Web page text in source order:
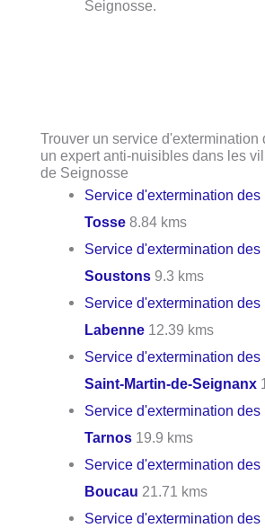
Seignosse.
Trouver un service d'extermination
un expert anti-nuisibles dans les
de Seignosse
Service d'extermination
Tosse 8.84 kms
Service d'extermination
Soustons 9.3 kms
Service d'extermination
Labenne 12.39 kms
Service d'extermination
Saint-Martin-de-Seignanx
Service d'extermination
Tarnos 19.9 kms
Service d'extermination des
Boucau 21.71 kms
Service d'extermination des